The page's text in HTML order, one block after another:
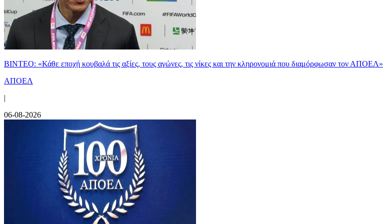
ΒΙΝΤΕΟ: «Κάθε εποχή κουβαλά τις αξίες, τους αγώνες, τις νίκες και την κληρονομιά που διαμόρφωσαν τον ΑΠΟΕΛ»
ΑΠΟΕΛ
|
06-08-2026